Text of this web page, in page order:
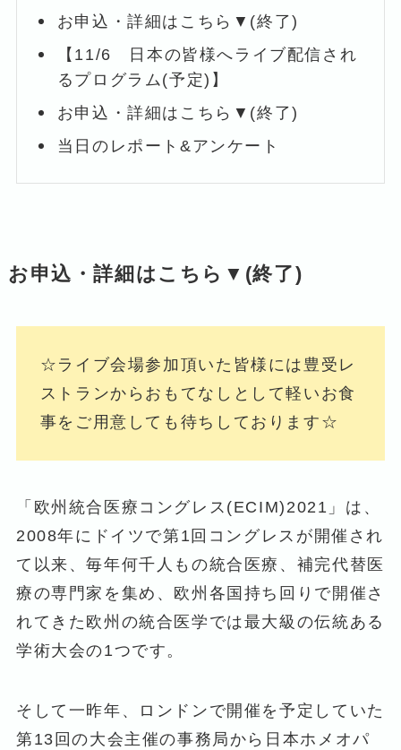
お申込・詳細はこちら▼(終了)
【11/6 日本の皆様へライブ配信され
るプログラム(予定)】
お申込・詳細はこちら▼(終了)
当日のレポート&アンケート
お申込・詳細はこちら▼(終了)
☆ライブ会場参加頂いた皆様には豊受レ
ストランからおもてなしとして軽いお食
事をご用意しても待ちしております☆
「欧州統合医療コングレス(ECIM)2021」は、
2008年にドイツで第1回コングレスが開催され
て以来、毎年何千人もの統合医療、補完代替医
療の専門家を集め、欧州各国持ち回りで開催さ
れてきた欧州の統合医学では最大級の伝統ある
学術大会の1つです。
そして一昨年、ロンドンで開催を予定していた
第13回の大会主催の事務局から日本ホメオパ